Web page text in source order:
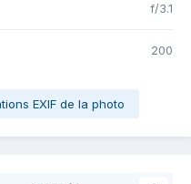
f/3.1
200
EXIF de la photo